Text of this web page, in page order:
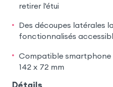
retirer l'étui
Des découpes latérales
fonctionnalisés
Compatible smartphone
142 x 72 mm